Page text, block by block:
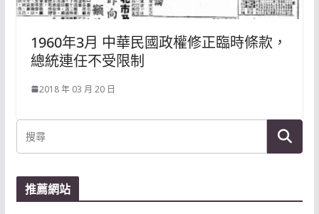
1960年3月 中華民國政權修正臨時條款，
總統連任不受限制
2018 年 03 月 20 日
推薦網站